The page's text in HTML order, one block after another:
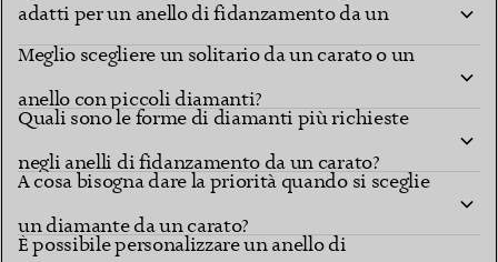
adatti per un anello di fidanzamento da un
carato?
Meglio scegliere un solitario da un carato o un
anello con piccoli diamanti?
Quali sono le forme di diamanti più richieste
negli anelli di fidanzamento da un carato?
A cosa bisogna dare la priorità quando si sceglie
un diamante da un carato?
È possibile personalizzare un anello di